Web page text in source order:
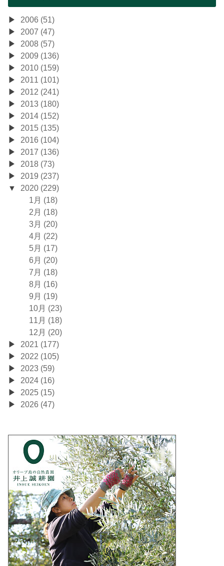
2006 (51)
2007 (47)
2008 (57)
2009 (136)
2010 (159)
2011 (101)
2012 (241)
2013 (180)
2014 (152)
2015 (135)
2016 (104)
2017 (136)
2018 (73)
2019 (237)
2020 (229)
1月 (18)
2月 (18)
3月 (20)
4月 (22)
5月 (17)
6月 (20)
7月 (18)
8月 (16)
9月 (19)
10月 (23)
11月 (18)
12月 (20)
2021 (177)
2022 (105)
2023 (59)
2024 (16)
2025 (15)
2026 (47)